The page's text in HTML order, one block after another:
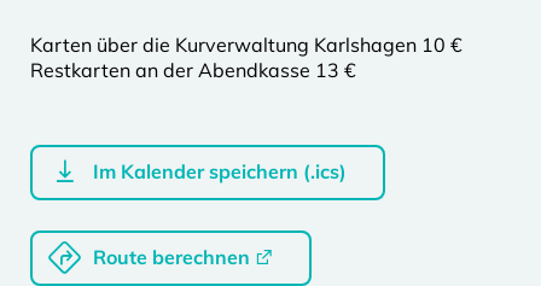
Karten über die Kurverwaltung Karlshagen 10 €
Restkarten an der Abendkasse 13 €
Im Kalender speichern (.ics)
Route berechnen